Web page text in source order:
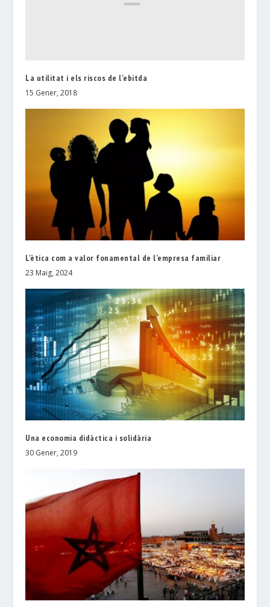
La utilitat i els riscos de l’ebitda
15 Gener, 2018
L’ètica com a valor fonamental de l’empresa familiar
23 Maig, 2024
Una economia didàctica i solidària
30 Gener, 2019